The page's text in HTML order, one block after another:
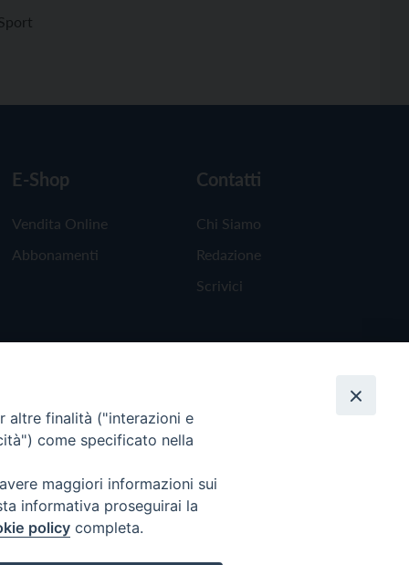
E-Shop
Vendita Online
Abbonamenti
Contatti
Chi Siamo
Redazione
Scrivici
altre finalità ("interazioni e
come specificato nella
maggiori informazioni sui
informativa proseguirai la
policy completa.